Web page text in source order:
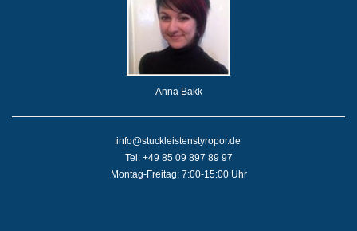
Anna Bakk
info@stuckleistenstyropor.de
Tel: +49 85 09 897 89 97
Montag-Freitag: 7:00-15:00 Uhr